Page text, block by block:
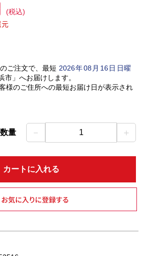
(税込)
元
のご注文で、最短 2026年08 月 16日日曜
市」 へお届けします。
様のご住所への最短お届け日が表示され
数量 － 1 ＋
カートに入れる